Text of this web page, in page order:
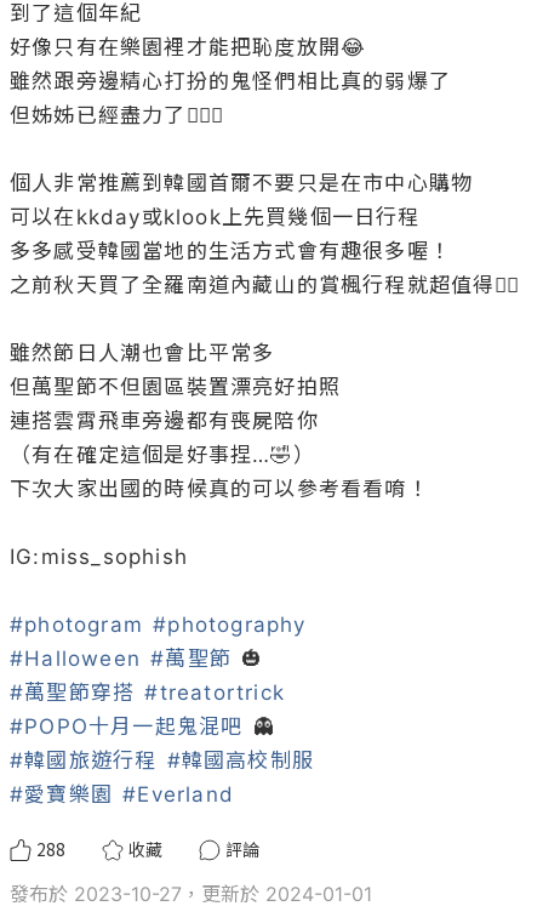
到了這個年紀
好像只有在樂園裡才能把恥度放開😂
雖然跟旁邊精心打扮的鬼怪們相比真的弱爆了
但姊姊已經盡力了🤷🏻‍♀️
個人非常推薦到韓國首爾不要只是在市中心購物
可以在kkday或klook上先買幾個一日行程
多多感受韓國當地的生活方式會有趣很多喔！
之前秋天買了全羅南道內藏山的賞楓行程就超值得👍🏻
雖然節日人潮也會比平常多
但萬聖節不但園區裝置漂亮好拍照
連搭雲霄飛車旁邊都有喪屍陪你
（有在確定這個是好事捏…🤣）
下次大家出國的時候真的可以參考看看唷！
IG:miss_sophish
#photogram #photography
#Halloween #萬聖節
#萬聖節穿搭 #treatortrick
#POPO十月一起鬼混吧
#韓國旅遊行程 #韓國高校制服
#愛寶樂園 #Everland
288 收藏
評論
發布於 2023-10-27，更新於 2024-01-01